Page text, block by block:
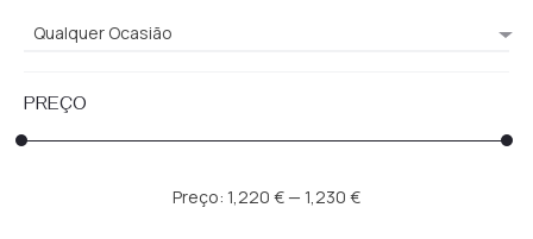
Qualquer Ocasião
PREÇO
Preço
Preço
Preço: 1,220 €— 1,230 €